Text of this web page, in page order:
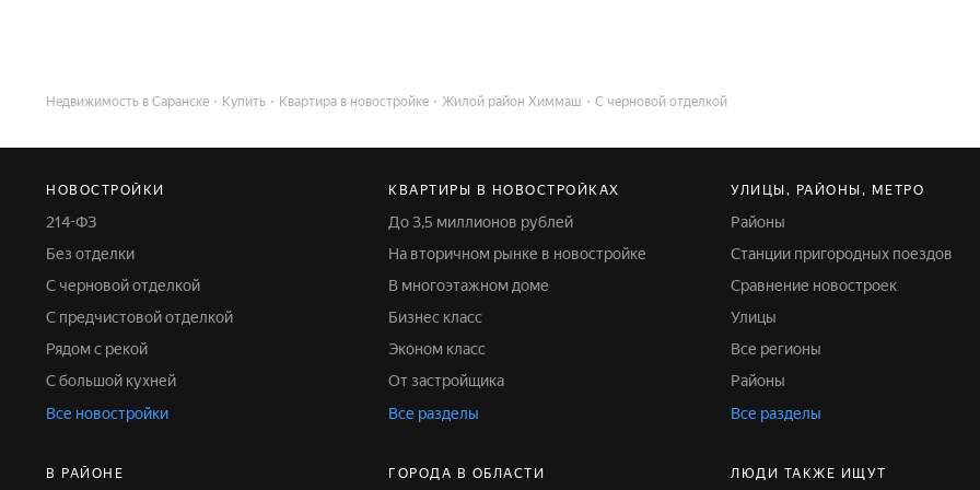
Недвижимость в Саранске Купить Квартира в новостройке Жилой район Химмаш С черновой отделкой
НОВОСТРОЙКИ
214-ФЗ
Без отделки
С черновой отделкой
С предчистовой отделкой
Рядом с рекой
С большой кухней
Все новостройки
КВАРТИРЫ В НОВОСТРОЙКАХ
До 3,5 миллионов рублей
На вторичном рынке в новостройке
В многоэтажном доме
Бизнес класс
Эконом класс
От застройщика
Все разделы
УЛИЦЫ, РАЙОНЫ, МЕТРО
Районы
Станции пригородных поездов
Сравнение новостроек
Улицы
Все регионы
Районы
Все разделы
В РАЙОНЕ ГОРОДА В ОБЛАСТИ ЛЮДИ ТАКЖЕ ИЩУТ